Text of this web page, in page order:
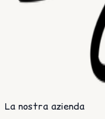
La nostra azienda